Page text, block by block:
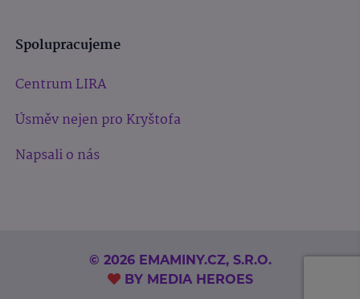
Spolupracujeme
Centrum LIRA
Úsměv nejen pro Kryštofa
Napsali o nás
© 2026 EMAMINY.CZ, S.R.O.
BY MEDIA HEROES